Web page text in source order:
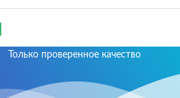
Только проверенное качество